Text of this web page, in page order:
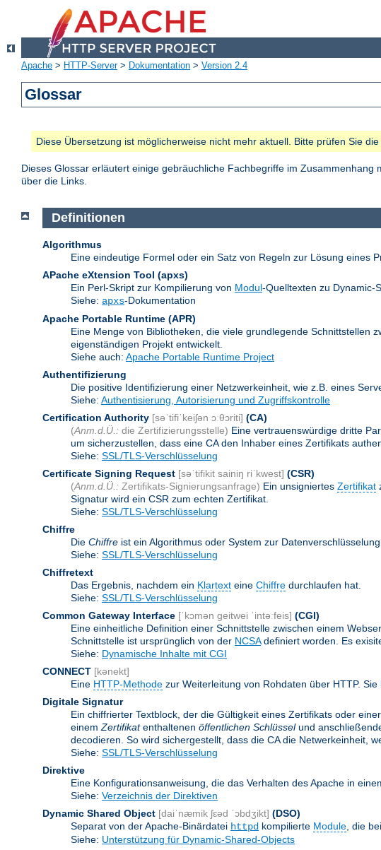
Apache > HTTP-Server> Dokumentation > Version 2.4
Glossar
Diese Übersetzung ist möglicherweise nicht mehr aktuell. Bitte prüfen Sie
Dieses Glossar erläutert einige gebräuchliche Fachbegriffe im
über die Links.
Definitionen
Algorithmus
Eine eindeutige Formel oder ein Satz von Regeln zur Lösung eines
APache eXtension Tool (apxs)
Ein Perl-Skript zur Kompilierung von Modul-Quelltexten zu Dynamic-
Siehe: apxs-Dokumentation
Apache Portable Runtime (APR)
Eine Menge von Bibliotheken, die viele grundlegende Schnittstellen
eigenständigen Projekt entwickelt.
Siehe auch: Apache Portable Runtime Project
Authentifizierung
Die positive Identifizierung einer Netzwerkeinheit, wie z.B. eines
Siehe: Authentisierung, Autorisierung und Zugriffskontrolle
Certification Authority [səˈtifiˈkeiʃən ɔːθɔriti] (CA)
(Anm.d.Ü.: die Zertifizierungsstelle) Eine vertrauenswürdige dritte
um sicherzustellen, dass eine CA den Inhaber eines Zertifikats
Siehe: SSL/TLS-Verschlüsselung
Certificate Signing Request [səˈtifikit sainiŋ riˈkwest] (CSR)
(Anm.d.Ü.: Zertifikats-Signierungsanfrage) Ein unsigniertes Zertifikat
Signatur wird ein CSR zum echten Zertifikat.
Siehe: SSL/TLS-Verschlüsselung
Chiffre
Die Chiffre ist ein Algorithmus oder System zur
Siehe: SSL/TLS-Verschlüsselung
Chiffretext
Das Ergebnis, nachdem ein Klartext eine Chiffre durchlaufen hat.
Siehe: SSL/TLS-Verschlüsselung
Common Gateway Interface [ˈkɔmən geitwei ˈintəːfeis] (CGI)
Eine einheitliche Definition einer Schnittstelle zwischen einem
Schnittstelle ist ursprünglich von der NCSAdefiniert worden. Es
Siehe: Dynamische Inhalte mit CGI
CONNECT [kənekt]
Eine HTTP-Methode zur Weiterleitung von Rohdaten über HTTP.
Digitale Signatur
Ein chiffrierter Textblock, der die Gültigkeit eines Zertifikats oder
einem Zertifikatenthaltenen öffentlichen Schlüsselund
decodieren. So wird sichergestellt, dass die CA die Netwerkeinheit,
Siehe: SSL/TLS-Verschlüsselung
Direktive
Eine Konfigurationsanweisung, die das Verhalten des Apache in
Siehe: Verzeichnis der Direktiven
Dynamic Shared Object [daiˈnæmik ʃɛəd ˈɔbdʒikt] (DSO)
Separat von der Apache-Binärdatei httpd kompilierte Module , die
Siehe: Unterstützung für Dynamic-Shared-Objects